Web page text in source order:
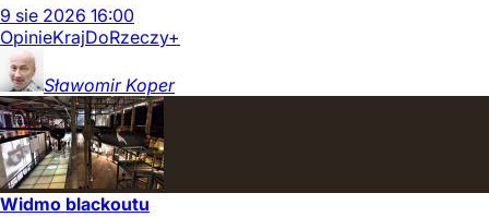
9 sie 2026 16:00
OpinieKrajDoRzeczy+
Sławomir Koper
Widmo blackoutu